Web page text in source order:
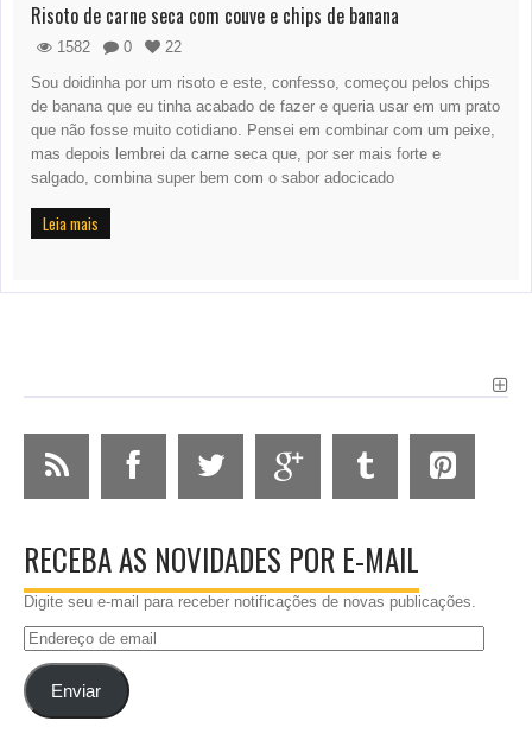
Risoto de carne seca com couve e chips de banana
1582 0
22
Sou doidinha por um risoto e este, confesso, começou pelos chips
de banana que eu tinha acabado de fazer e queria usar em um prato
que não fosse muito cotidiano. Pensei em combinar com um peixe,
mas depois lembrei da carne seca que, por ser mais forte e
salgado, combina super bem com o sabor adocicado
Leia mais
RECEBA AS NOVIDADES POR E-MAIL
Digite seu e-mail para receber notificações de novas publicações.
Endereço
emailEnviar